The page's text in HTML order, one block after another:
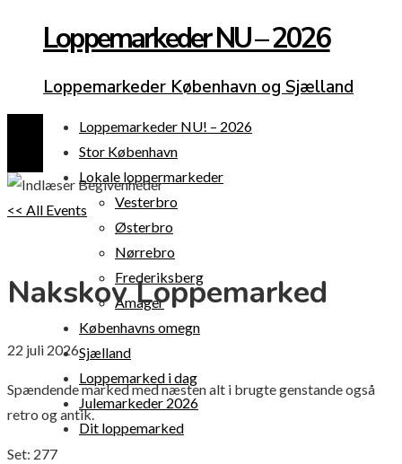
Loppemarkeder NU – 2026
Loppemarkeder København og Sjælland
Loppemarkeder NU! – 2026
Stor København
Lokale loppermarkeder
Vesterbro
Østerbro
Nørrebro
Frederiksberg
Amager
Københavns omegn
Sjælland
Loppemarked i dag
Julemarkeder 2026
Dit loppemarked
<< All Events
Nakskov Loppemarked
22 juli 2026
Spændende marked med næsten alt i brugte genstande også
retro og antik.
Set: 277